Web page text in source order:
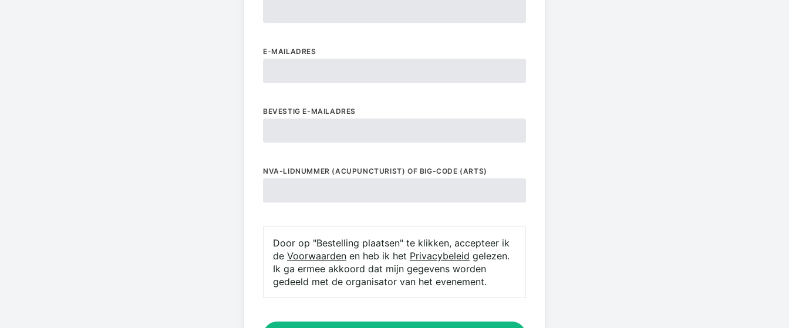
E-MAILADRES
BEVESTIG E-MAILADRES
NVA-LIDNUMMER (ACUPUNCTURIST) OF BIG-CODE (ARTS)
Door op "Bestelling plaatsen" te klikken, accepteer ik
de Voorwaarden en heb ik het Privacybeleid gelezen.
Ik ga ermee akkoord dat mijn gegevens worden
gedeeld met de organisator van het evenement.